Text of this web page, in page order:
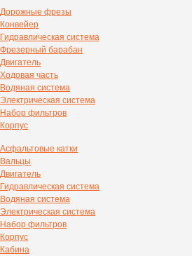
Дорожные фрезы
Конвейер
Гидравлическая система
Фрезерный барабан
Двигатель
Ходовая часть
Водяная система
Электрическая система
Набор фильтров
Корпус
Асфальтовые катки
Вальцы
Двигатель
Гидравлическая система
Водяная система
Электрическая система
Набор фильтров
Корпус
Кабина